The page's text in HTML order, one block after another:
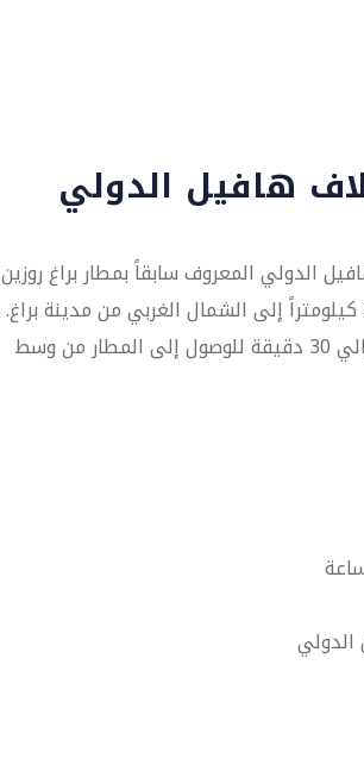
هافيل الدولي
الدولي المعروف سابقاً بمطار براغ روزين
الدولي على بعد 20 كيلومتراً إلى الشمال الغربي من مدينة براغ.
وتستغرق الرحلة حوالي 30 دقيقة للوصول إلى المطار من وسط